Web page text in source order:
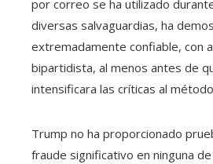
por correo se ha utilizado
diversas salvaguardias, ha
extremadamente confiable, con
bipartidista, al menos antes de
intensificara las críticas al
Trump no ha proporcionado
fraude significativo en ninguna